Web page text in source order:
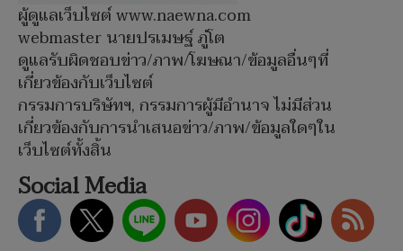
ผู้ดูแลเว็บไซต์ www.naewna.com
webmaster นายปรเมษฐ์ ภู่โต
ดูแลรับผิดชอบข่าว/ภาพ/โฆษณา/ข้อมูลอื่นๆที่
เกี่ยวข้องกับเว็บไซต์
กรรมการบริษัทฯ, กรรมการผู้มีอำนาจ ไม่มีส่วน
เกี่ยวข้องกับการนำเสนอข่าว/ภาพ/ข้อมูลใดๆใน
เว็บไซต์ทั้งสิ้น
Social Media